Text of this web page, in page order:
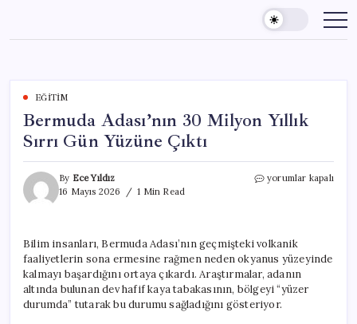
content
EĞITIM
Bermuda Adası’nın 30 Milyon Yıllık
Sırrı Gün Yüzüne Çıktı
By Ece Yıldız
16 Mayıs 2026
1 Min Read
Bermuda
Sırrı
Gün
Yüzüne
Çıktı
için
yorumlar kapalı
Bilim insanları, Bermuda Adası’nın geçmişteki volkanik
faaliyetlerin sona ermesine rağmen neden okyanus yüzeyinde
kalmayı başardığını ortaya çıkardı. Araştırmalar, adanın
altında bulunan dev hafif kaya tabakasının, bölgeyi “yüzer
durumda” tutarak bu durumu sağladığını gösteriyor.